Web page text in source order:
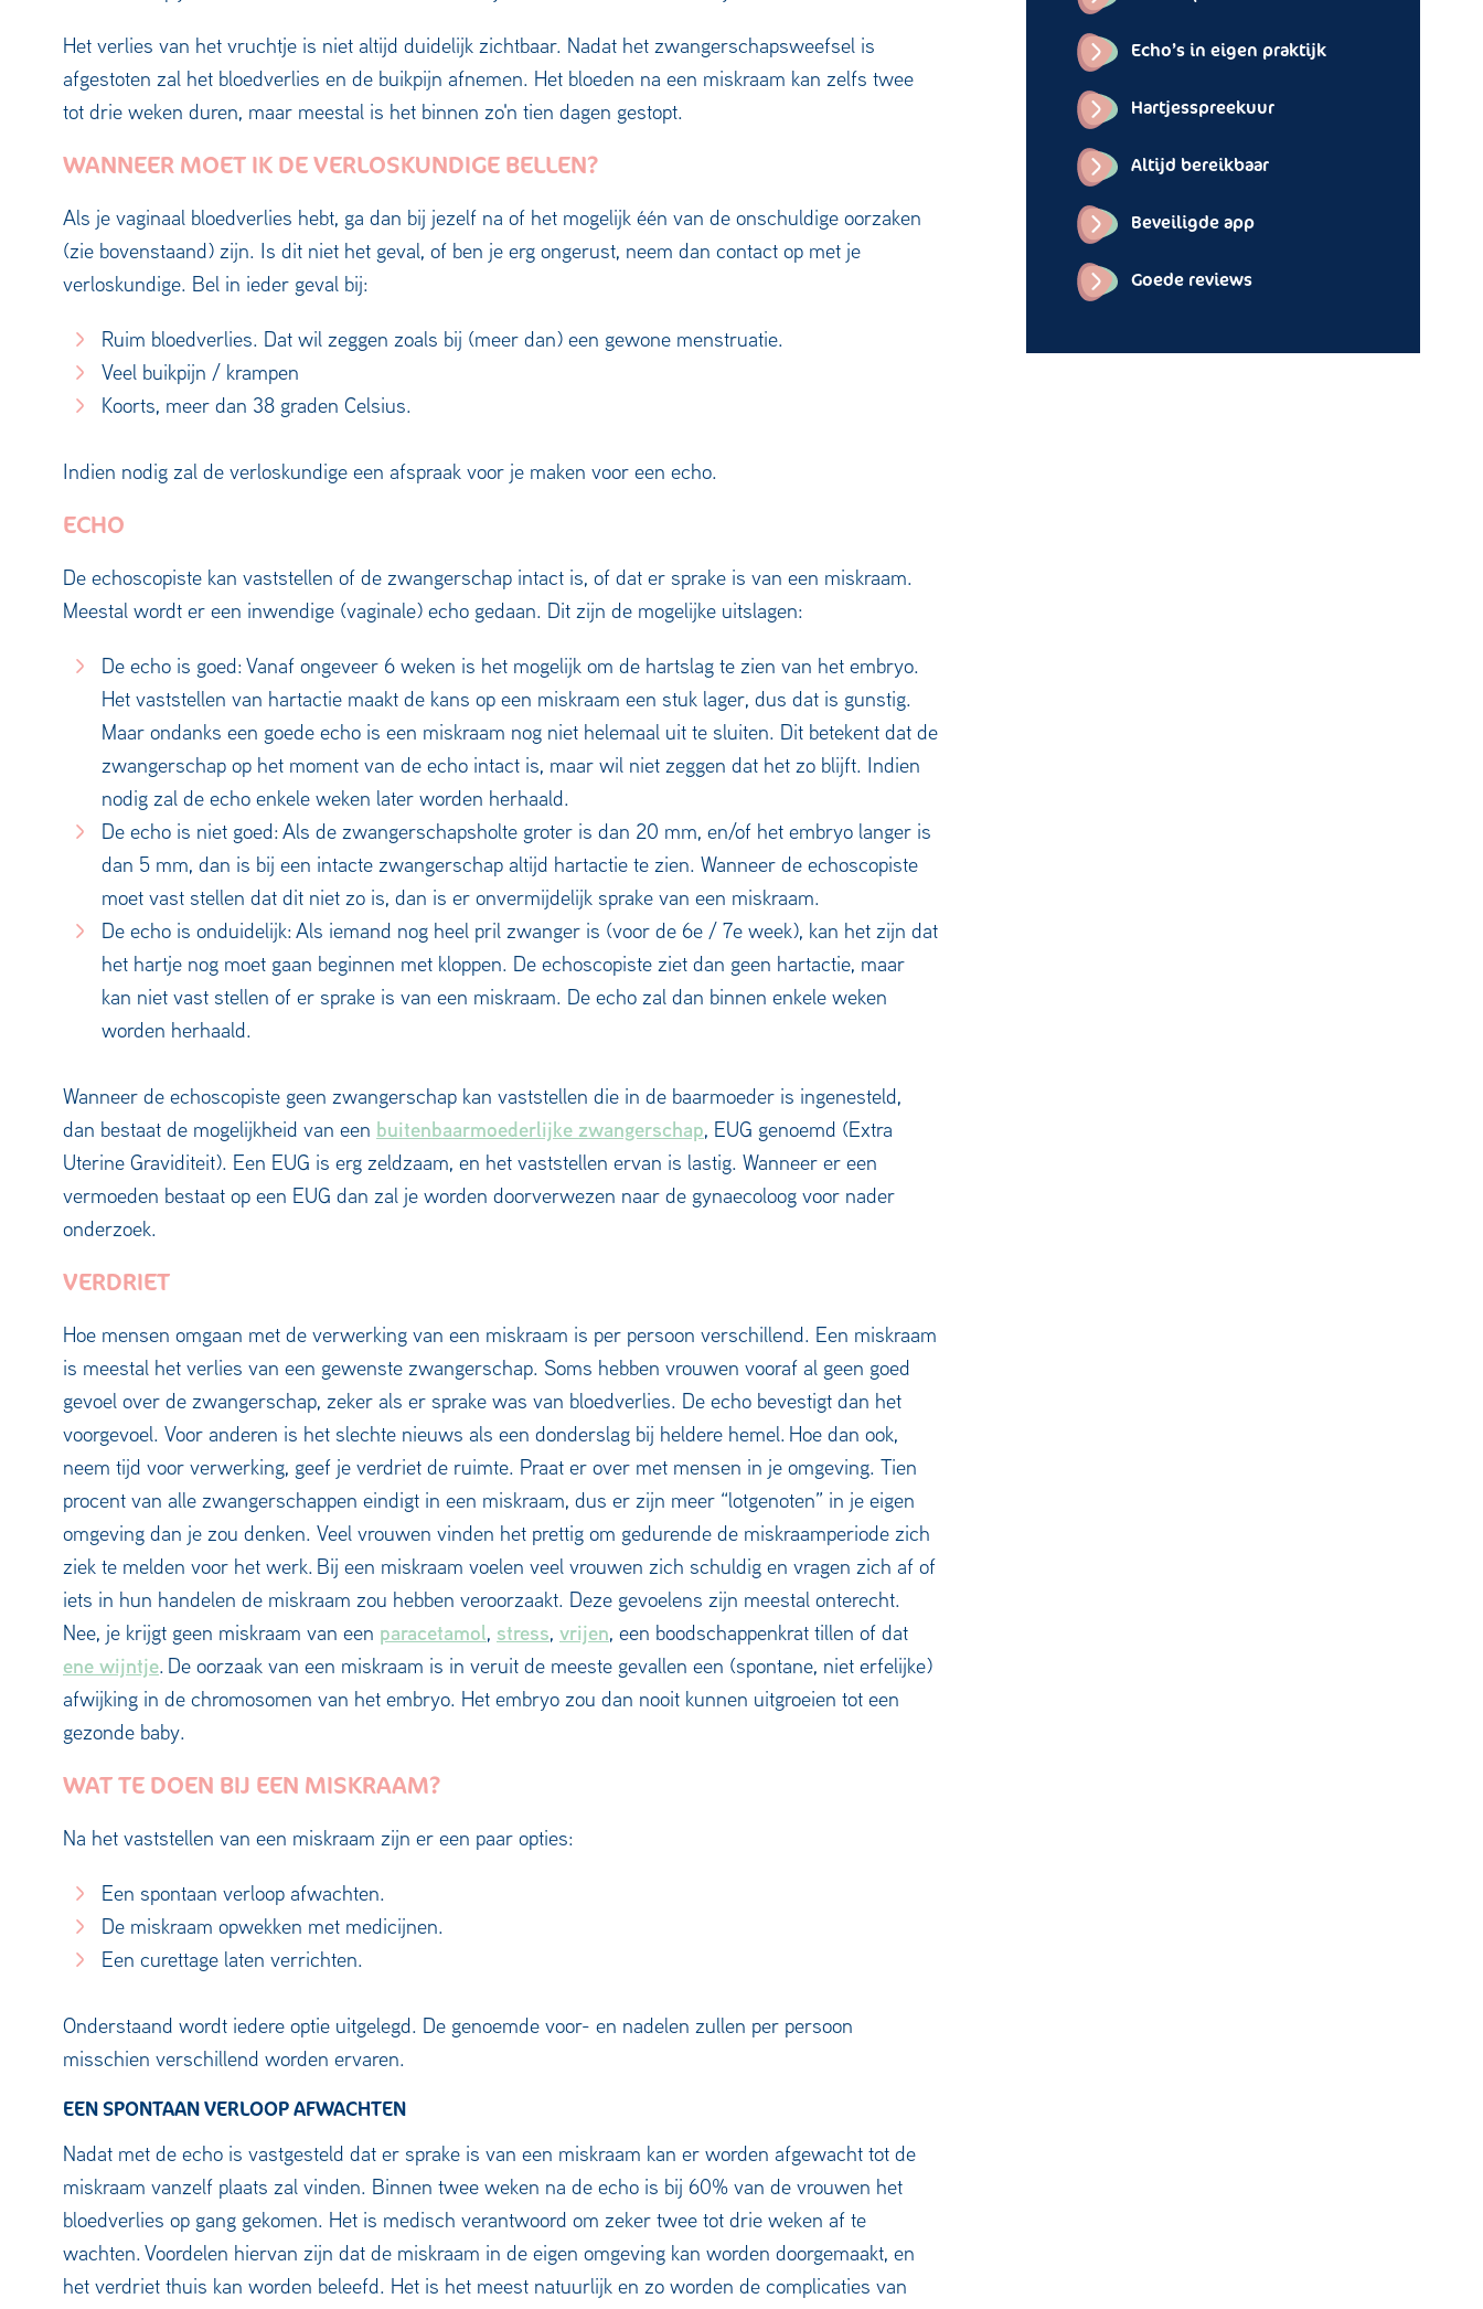
Het verlies van het vruchtje is niet altijd duidelijk zichtbaar. Nadat het zwangerschapsweefsel is
afgestoten zal het bloedverlies en de buikpijn afnemen. Het bloeden na een miskraam kan zelfs twee
tot drie weken duren, maar meestal is het binnen zo'n tien dagen gestopt.
WANNEER MOET IK DE VERLOSKUNDIGE BELLEN?
Als je vaginaal bloedverlies hebt, ga dan bij jezelf na of het mogelijk één van de onschuldige oorzaken
(zie bovenstaand) zijn. Is dit niet het geval, of ben je erg ongerust, neem dan contact op met je
verloskundige. Bel in ieder geval bij:
Ruim bloedverlies. Dat wil zeggen zoals bij (meer dan) een gewone menstruatie.
Veel buikpijn / krampen
Koorts, meer dan 38 graden Celsius.
Indien nodig zal de verloskundige een afspraak voor je maken voor een echo.
ECHO
De echoscopiste kan vaststellen of de zwangerschap intact is, of dat er sprake is van een miskraam.
Meestal wordt er een inwendige (vaginale) echo gedaan. Dit zijn de mogelijke uitslagen:
De echo is goed: Vanaf ongeveer 6 weken is het mogelijk om de hartslag te zien van het embryo.
Het vaststellen van hartactie maakt de kans op een miskraam een stuk lager, dus dat is gunstig.
Maar ondanks een goede echo is een miskraam nog niet helemaal uit te sluiten. Dit betekent dat de
zwangerschap op het moment van de echo intact is, maar wil niet zeggen dat het zo blijft. Indien
nodig zal de echo enkele weken later worden herhaald.
De echo is niet goed: Als de zwangerschapsholte groter is dan 20 mm, en/of het embryo langer is
dan 5 mm, dan is bij een intacte zwangerschap altijd hartactie te zien. Wanneer de echoscopiste
moet vast stellen dat dit niet zo is, dan is er onvermijdelijk sprake van een miskraam.
De echo is onduidelijk: Als iemand nog heel pril zwanger is (voor de 6e / 7e week), kan het zijn dat
het hartje nog moet gaan beginnen met kloppen. De echoscopiste ziet dan geen hartactie, maar
kan niet vast stellen of er sprake is van een miskraam. De echo zal dan binnen enkele weken
worden herhaald.
Wanneer de echoscopiste geen zwangerschap kan vaststellen die in de baarmoeder is ingenesteld,
dan bestaat de mogelijkheid van een buitenbaarmoederlijke zwangerschap, EUG genoemd (Extra
Uterine Graviditeit). Een EUG is erg zeldzaam, en het vaststellen ervan is lastig. Wanneer er een
vermoeden bestaat op een EUG dan zal je worden doorverwezen naar de gynaecoloog voor nader
onderzoek.
VERDRIET
Hoe mensen omgaan met de verwerking van een miskraam is per persoon verschillend. Een miskraam
is meestal het verlies van een gewenste zwangerschap. Soms hebben vrouwen vooraf al geen goed
gevoel over de zwangerschap, zeker als er sprake was van bloedverlies. De echo bevestigt dan het
voorgevoel. Voor anderen is het slechte nieuws als een donderslag bij heldere hemel. Hoe dan ook,
neem tijd voor verwerking, geef je verdriet de ruimte. Praat er over met mensen in je omgeving. Tien
procent van alle zwangerschappen eindigt in een miskraam, dus er zijn meer “lotgenoten” in je eigen
omgeving dan je zou denken. Veel vrouwen vinden het prettig om gedurende de miskraamperiode zich
ziek te melden voor het werk. Bij een miskraam voelen veel vrouwen zich schuldig en vragen zich af of
iets in hun handelen de miskraam zou hebben veroorzaakt. Deze gevoelens zijn meestal onterecht.
Nee, je krijgt geen miskraam van een paracetamol, stress, vrijen, een boodschappenkrat tillen of dat
ene wijntje. De oorzaak van een miskraam is in veruit de meeste gevallen een (spontane, niet erfelijke)
afwijking in de chromosomen van het embryo. Het embryo zou dan nooit kunnen uitgroeien tot een
gezonde baby.
WAT TE DOEN BIJ EEN MISKRAAM?
Na het vaststellen van een miskraam zijn er een paar opties:
Een spontaan verloop afwachten.
De miskraam opwekken met medicijnen.
Een curettage laten verrichten.
Onderstaand wordt iedere optie uitgelegd. De genoemde voor- en nadelen zullen per persoon
misschien verschillend worden ervaren.
EEN SPONTAAN VERLOOP AFWACHTEN
Nadat met de echo is vastgesteld dat er sprake is van een miskraam kan er worden afgewacht tot de
miskraam vanzelf plaats zal vinden. Binnen twee weken na de echo is bij 60% van de vrouwen het
bloedverlies op gang gekomen. Het is medisch verantwoord om zeker twee tot drie weken af te
wachten. Voordelen hiervan zijn dat de miskraam in de eigen omgeving kan worden doorgemaakt, en
het verdriet thuis kan worden beleefd. Het is het meest natuurlijk en zo worden de complicaties van
Echo’s in eigen praktijk
Hartjesspreekuur
Altijd bereikbaar
Beveiligde app
Goede reviews